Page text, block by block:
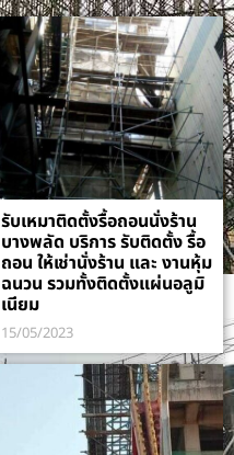
รับเหมาติดตั้งรื้อถอนนั่งร้าน
บางพลัด บริการ รับติดตั้ง รื้อ
ถอน ให้เช่านั่งร้าน และ งานหุ้ม
ฉนวน รวมทั้งติดตั้งแผ่นอลูมิ
เนียม
15/05/2023